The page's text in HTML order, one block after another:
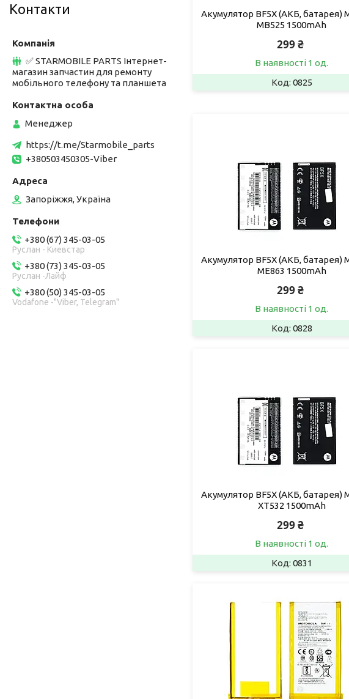
Акумулятор BF5X (АКБ, батарея)
MB525 1500mAh
299 ₴
В наявності 1 од.
0825
Акумулятор BF5X (АКБ, батарея)
ME863 1500mAh
299 ₴
В наявності 1 од.
0828
Акумулятор BF5X (АКБ, батарея)
XT532 1500mAh
299 ₴
В наявності 1 од.
0831
Контакти
✅ STARMOBILE PARTS Інтернет-
магазин запчастин для ремонту
мобільного телефону та планшета
Менеджер
https://t.me/Starmobile_parts
+380503450305-Viber
Запоріжжя, Україна
+380 (67) 345-03-05
Руслан - Киевстар
+380 (73) 345-03-05
Руслан -Лайф
+380 (50) 345-03-05
Vodafone -"Viber, Telegram"